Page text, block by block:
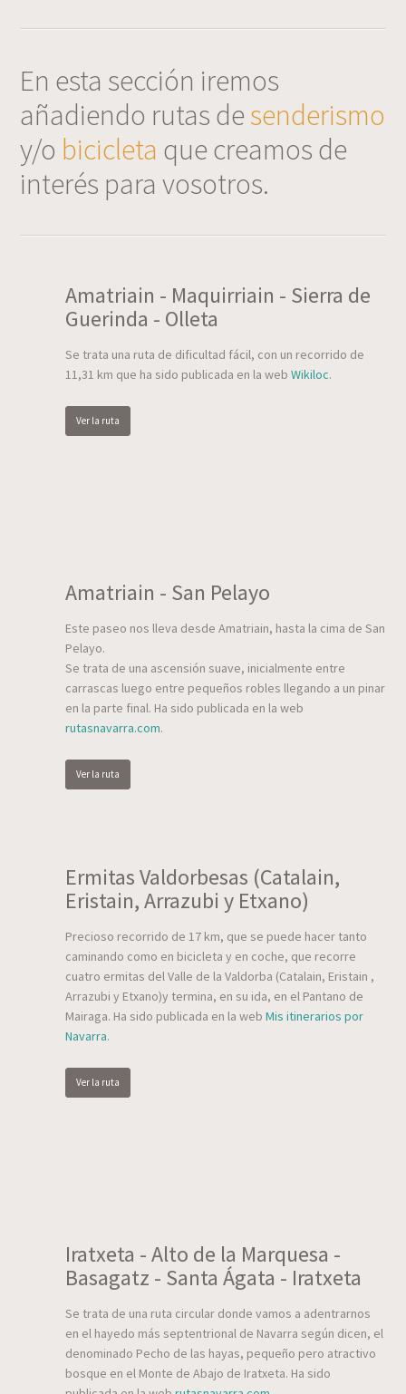
En esta sección iremos
añadiendo rutas de senderismo
y/o bicicleta que creamos de
interés para vosotros.
Amatriain - Maquirriain - Sierra de
Guerinda - Olleta
Se trata una ruta de dificultad fácil, con un recorrido de
11,31 km que ha sido publicada en la webWikiloc.
Ver la ruta
Amatriain - San Pelayo
Este paseo nos lleva desde Amatriain, hasta la cima de San
Pelayo.
Se trata de una ascensión suave, inicialmente entre
carrascas luego entre pequeños robles llegando a un pinar
en la parte final. Ha sido publicada en la web
rutasnavarra.com.
Ver la ruta
Ermitas Valdorbesas (Catalain,
Eristain, Arrazubi y Etxano)
Precioso recorrido de 17 km, que se puede hacer tanto
caminando como en bicicleta y en coche, que recorre
cuatro ermitas del Valle de la Valdorba (Catalain, Eristain ,
Arrazubi y Etxano)y termina, en su ida, en el Pantano de
Mairaga. Ha sido publicada en la webMis itinerarios por
Navarra.
Ver la ruta
Iratxeta - Alto de la Marquesa -
Basagatz - Santa Ágata - Iratxeta
Se trata de una ruta circular donde vamos a adentrarnos
en el hayedo más septentrional de Navarra según dicen, el
denominado Pecho de las hayas, pequeño pero atractivo
bosque en el Monte de Abajo de Iratxeta. Ha sido